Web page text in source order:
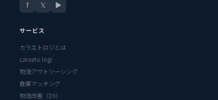
f 𝕏 ▶
サービス
カラエトロジとは
caraeto logi
物流アウトソーシング
倉庫マッチング
物流改善（DX）